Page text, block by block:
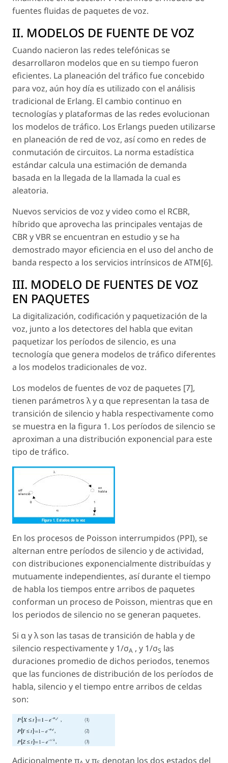
fuentes fluidas de paquetes de voz.
II. MODELOS DE FUENTE DE VOZ
Cuando nacieron las redes telefónicas se
desarrollaron modelos que en su tiempo fueron
eficientes. La planeación del tráfico fue concebido
para voz, aún hoy día es utilizado con el análisis
tradicional de Erlang. El cambio continuo en
tecnologías y plataformas de las redes evolucionan
los modelos de tráfico. Los Erlangs pueden utilizarse
en planeación de red de voz, así como en redes de
conmutación de circuitos. La norma estadística
estándar calcula una estimación de demanda
basada en la llegada de la llamada la cual es
aleatoria.
Nuevos servicios de voz y video como el RCBR,
híbrido que aprovecha las principales ventajas de
CBR y VBR se encuentran en estudio y se ha
demostrado mayor eficiencia en el uso del ancho de
banda respecto a los servicios intrínsicos de ATM[6].
III. MODELO DE FUENTES DE VOZ
EN PAQUETES
La digitalización, codificación y paquetización de la
voz, junto a los detectores del habla que evitan
paquetizar los períodos de silencio, es una
tecnología que genera modelos de tráfico diferentes
a los modelos tradicionales de voz.
Los modelos de fuentes de voz de paquetes [7],
tienen parámetros λ y α que representan la tasa de
transición de silencio y habla respectivamente como
se muestra en la figura 1. Los períodos de silencio se
aproximan a una distribución exponencial para este
tipo de tráfico.
En los procesos de Poisson interrumpidos (PPI), se
alternan entre períodos de silencio y de actividad,
con distribuciones exponencialmente distribuídas y
mutuamente independientes, así durante el tiempo
de habla los tiempos entre arribos de paquetes
conforman un proceso de Poisson, mientras que en
los periodos de silencio no se generan paquetes.
Si α y λ son las tasas de transición de habla y de
silencio respectivamente y 1/σA , y 1/σS las
duraciones promedio de dichos periodos, tenemos
que las funciones de distribución de los períodos de
habla, silencio y el tiempo entre arribos de celdas
son:
Adicionalmente π y π denotan los dos estados del